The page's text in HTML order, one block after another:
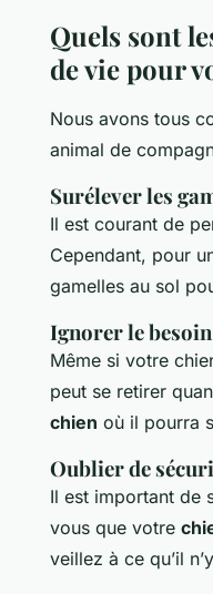
Quels sont
de vie pour
Nous avons tous
animal de
Surélever les
Il est courant de
Cependant, pour
gamelles au sol
Ignorer le
Même si votre
peut se retirer
chien où il pourra
Oublier de
Il est important de
vous que votre
veillez à ce qu’il